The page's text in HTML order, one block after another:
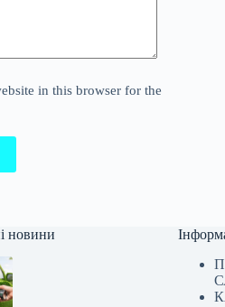
in this browser for the
новини